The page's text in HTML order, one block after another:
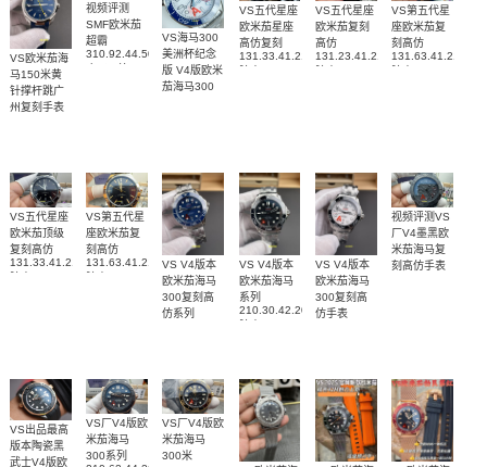
VS欧米茄海
马150米黄
针撑杆跳广
州复刻手表
视频评测
SMF欧米茄
超霸
310.92.44.50.06.001
VS海马300
美洲杯纪念
版 V4版欧米
茄海马300
VS五代星座
欧米茄星座
高仿复刻
131.33.41.21.06.001
VS五代星座
欧米茄复刻
高仿
131.23.41.21.06.001
VS第五代星
座欧米茄复
刻高仿
VS五代星座
欧米茄顶级
复刻高仿
131.33.41.21.01.001
VS第五代星
座欧米茄复
刻高仿
131.63.41.21.01.001
VS V4版本
欧米茄海马
300复刻高
仿系列
VS V4版本
欧米茄海马
系列
210.30.42.20.01.001
VS V4版本
欧米茄海马
300复刻高
仿手表
视频评测VS
厂V4墨黑欧
米茄海马复
刻高仿手表
VS出品最高
版本陶瓷黑
武士V4版欧
VS厂V4版欧
米茄海马
300系列
VS厂V4版欧
米茄海马
300米